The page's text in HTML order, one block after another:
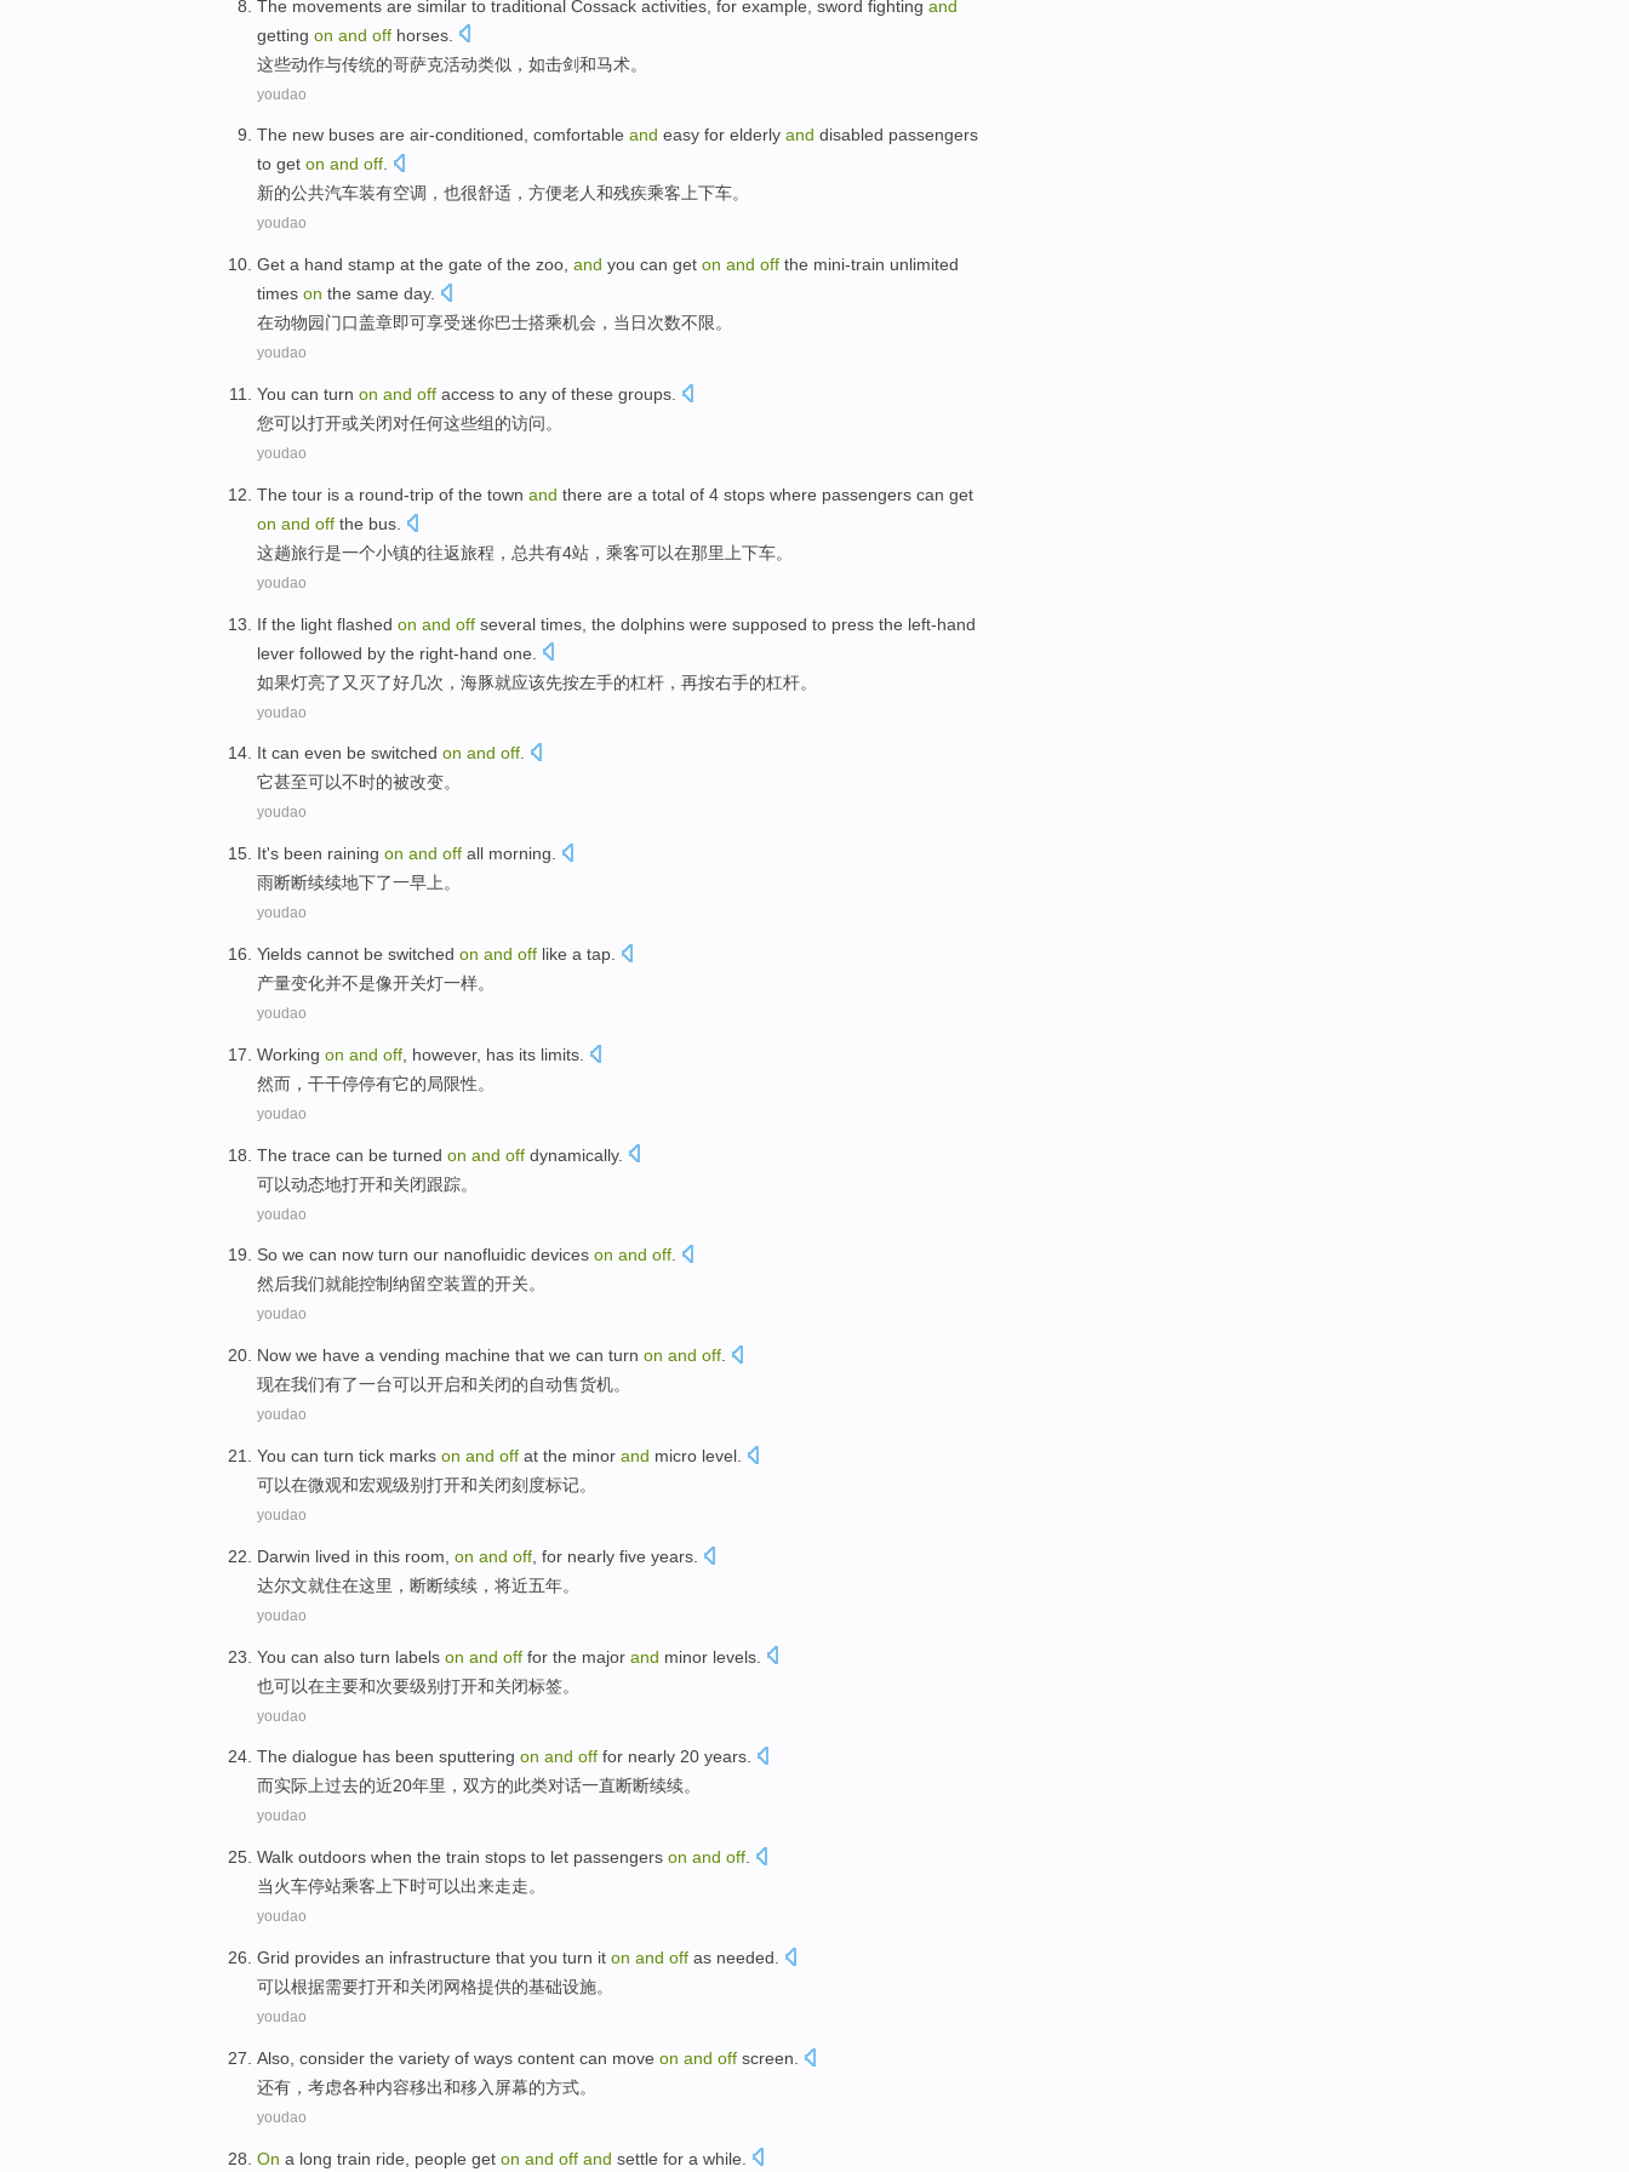
The movements are similar to traditional Cossack activities, for example, sword fighting and
getting on and off horses.
这些动作与传统的哥萨克活动类似，如击剑和马术。
youdao
The new buses are air-conditioned, comfortable and easy for elderly and disabled passengers
to get on and off.
新的公共汽车装有空调，也很舒适，方便老人和残疾乘客上下车。
youdao
Get a hand stamp at the gate of the zoo, and you can get on and off the mini-train unlimited
times on the same day.
在动物园门口盖章即可享受迷你巴士搭乘机会，当日次数不限。
youdao
You can turn on and off access to any of these groups
您可以打开或关闭对任何这些组的访问。
youdao
The tour is a round-trip of the town and there are a total of 4 stops where passengers can get
on and off the bus.
这趟旅行是一个小镇的往返旅程 ， 总共有4站 ， 乘客可以在那里 上下车。
youdao
If the light flashed on and off several times the dolphins were supposed to press the left-hand
lever followed by the right-hand one.
如果灯亮了又灭了好几次 ， 海豚就应该先按左手的杠杆，再按右手的杠杆。
youdao
It can even be switched on and off.
它甚至可以不时的被改变。
youdao
It's been raining on and off all morning
雨断断续续地下了一早上。
youdao
Yields cannot be switched on and off like a tap
产量变化并不是像开关灯一样。
youdao
Working on and off however, has its limits
然而 ， 干干停停有它的局限性。
youdao
The trace can be turned on and off dynamically.
可以动态地打开和关闭跟踪。
youdao
So we can now turn our nanofluidic devices on and off.
然后我们就能控制纳留空装置的开关。
youdao
Now we have a vending machine that we can turn on and off
现在我们有了一台可以开启和关闭的自动售货机。
youdao
You can turn tick marks on and off at the minor and micro level
可以在微观和宏观级别打开和关闭刻度标记。
youdao
Darwin lived in this room on and off for nearly five years
达尔文就住在这里 ， 断断续续， 将近五年。
youdao
You can also turn labels on and off for the major and minor levels
也可以在主要和次要级别打开和关闭标签。
youdao
The dialogue has been sputtering on and off for nearly 20 years.
而实际上过去的近20年里， 双方的此类对话一直断断续续。
youdao
Walk outdoors when the train stops to let passengers on and off
当火车停站乘客上下时可以出来走走。
youdao
Grid provides an infrastructure that you turn it on and off as needed
可以根据需要打开和关闭网格提供的基础设施。
youdao
Also consider the variety of ways content can move on and off screen
还有 ， 考虑各种内容移出和移入屏幕的方式。
youdao
On a long train ride people get on and off and settle for a while